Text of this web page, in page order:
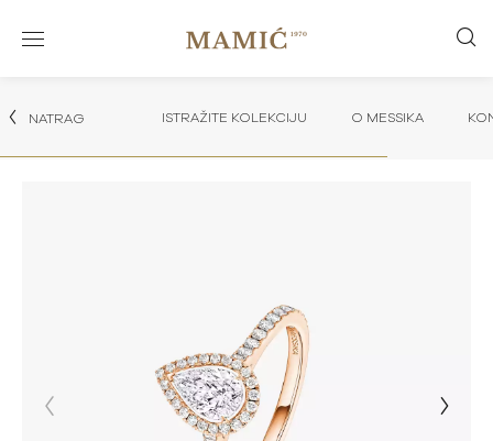
NATRAG ISTRAŽITE KOLEKCIJU O MESSIKA